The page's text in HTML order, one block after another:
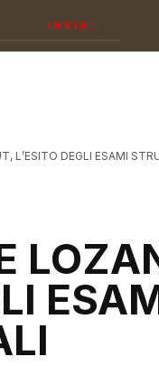
INVIA
L’ESITO DEGLI ESAMI